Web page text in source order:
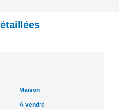
Maison
A vendre